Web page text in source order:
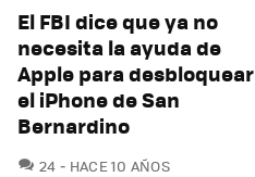
El FBI dice que ya no
necesita la ayuda de
Apple para desbloquear
el iPhone de San
Bernardino
24 COMENTARIOS
HACE 10 AÑOS